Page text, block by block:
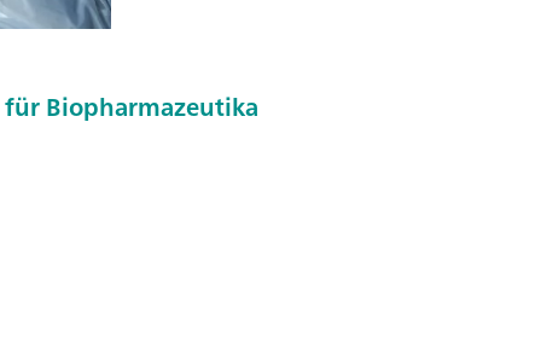
für Biopharmazeutika